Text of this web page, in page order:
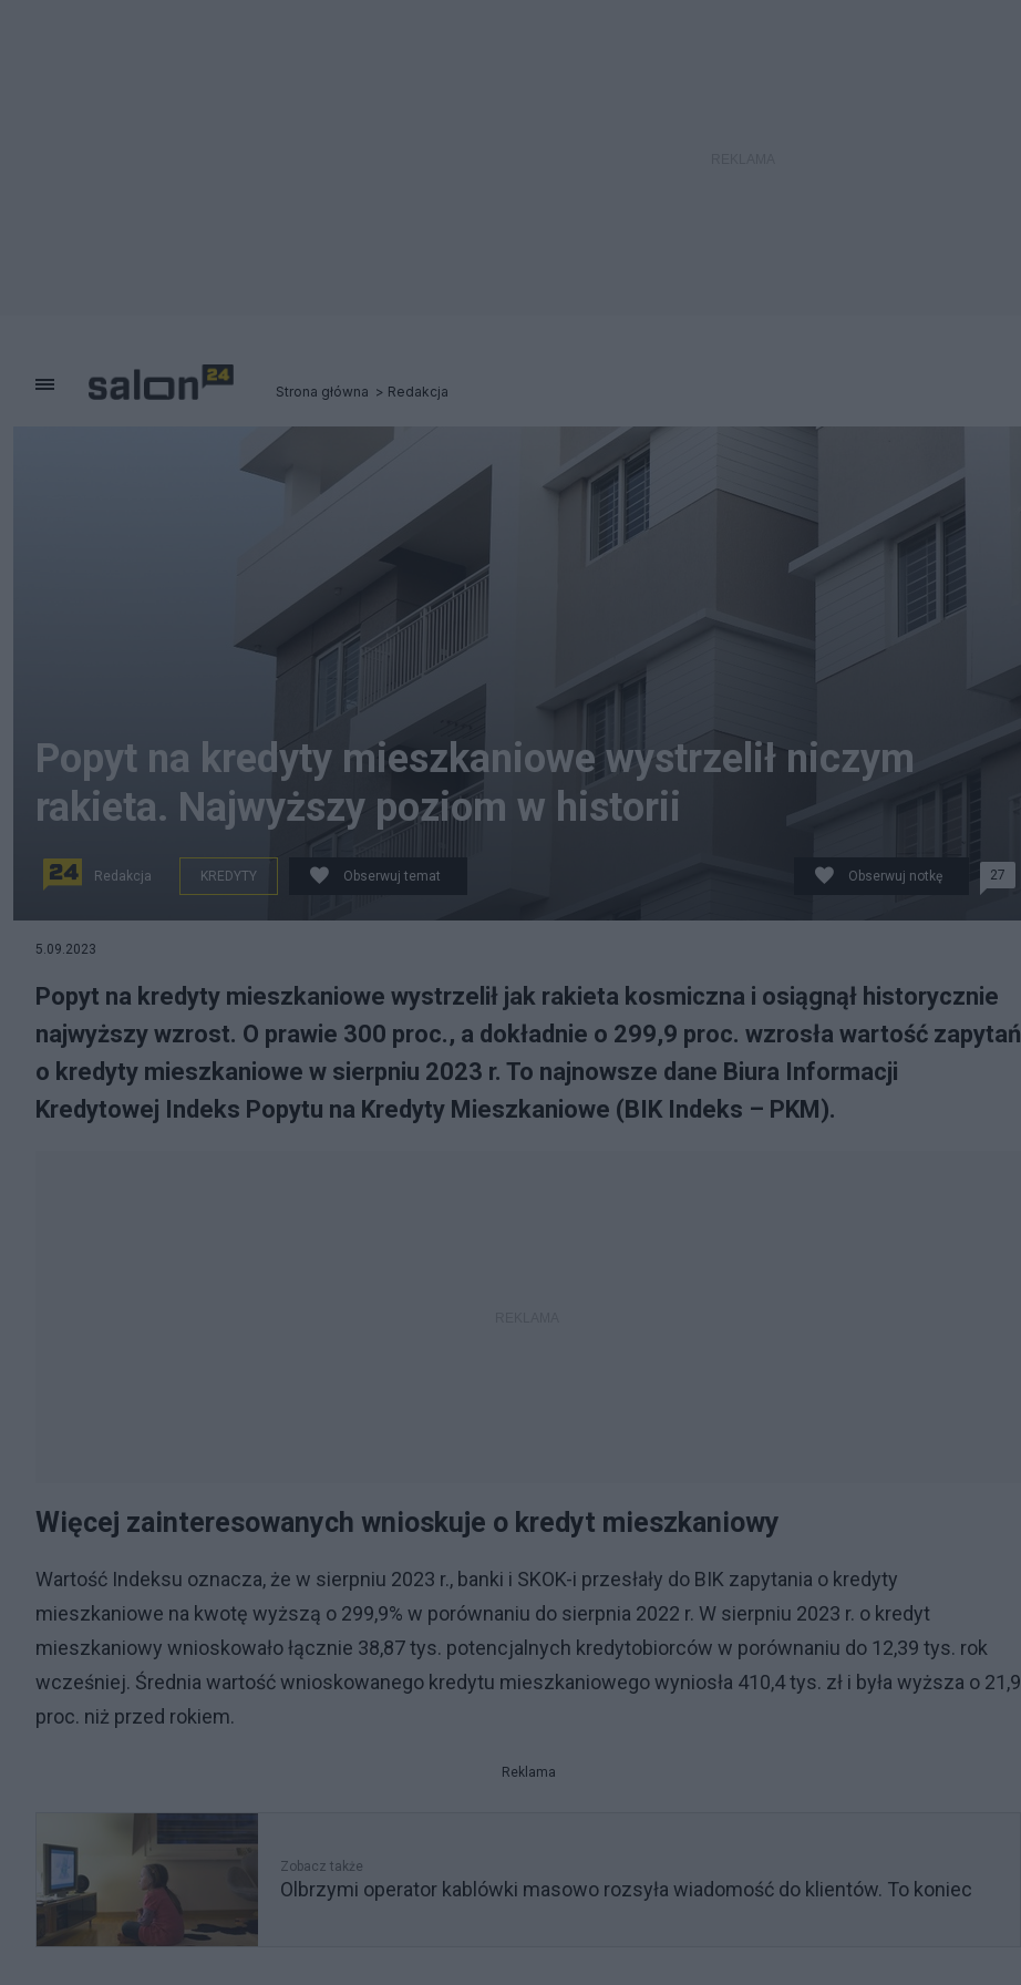
Strona główna Redakcja
Popyt na kredyty mieszkaniowe wystrzelił niczym
rakieta. Najwyższy poziom w historii
Redakcja KREDYTY Obserwuj temat Obserwuj notkę 27
5.09.2023
Popyt na kredyty mieszkaniowe wystrzelił jak rakieta kosmiczna i osiągnął historycznie
najwyższy wzrost. O prawie 300 proc., a dokładnie o 299,9 proc. wzrosła wartość zapytań
o kredyty mieszkaniowe w sierpniu 2023 r. To najnowsze dane Biura Informacji
Kredytowej Indeks Popytu na Kredyty Mieszkaniowe (BIK Indeks – PKM).
Więcej zainteresowanych wnioskuje o kredyt mieszkaniowy
Wartość Indeksu oznacza, że w sierpniu 2023 r., banki i SKOK-i przesłały do BIK zapytania o kredyty
mieszkaniowe na kwotę wyższą o 299,9% w porównaniu do sierpnia 2022 r. W sierpniu 2023 r. o kredyt
mieszkaniowy wnioskowało łącznie 38,87 tys. potencjalnych kredytobiorców w porównaniu do 12,39 tys. rok
wcześniej. Średnia wartość wnioskowanego kredytu mieszkaniowego wyniosła 410,4 tys. zł i była wyższa o 21,9
proc. niż przed rokiem.
Reklama
Zobacz także
Olbrzymi operator kablówki masowo rozsyła wiadomość do klientów. To koniec